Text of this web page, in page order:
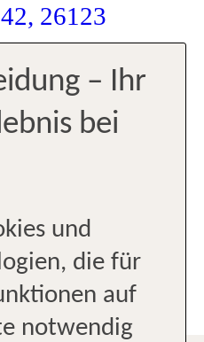
26123
reisecenter.de
– Ihr
bei
und
die für
auf
notwendig